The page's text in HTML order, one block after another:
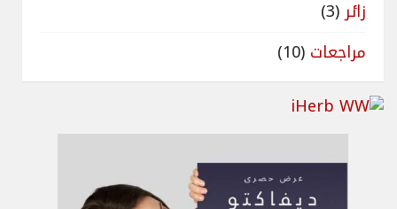
زائر(3)
مراجعات (10)